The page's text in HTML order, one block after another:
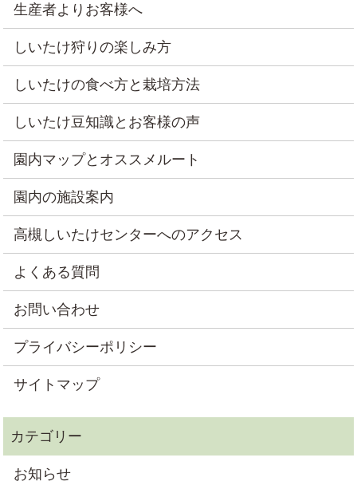
生産者よりお客様へ
しいたけ狩りの楽しみ方
しいたけの食べ方と栽培方法
しいたけ豆知識とお客様の声
園内マップとオススメルート
園内の施設案内
高槻しいたけセンターへのアクセス
よくある質問
お問い合わせ
プライバシーポリシー
サイトマップ
お知らせ